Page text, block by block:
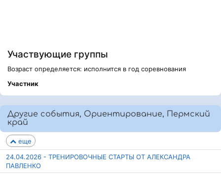
Участвующие группы
Возраст определяется: исполнится в год соревнования
Участник
Другие события, Ориентирование, Пермский
край
еще
24.04.2026 - ТРЕНИРОВОЧНЫЕ СТАРТЫ ОТ АЛЕКСАНДРА
ПАВЛЕНКО